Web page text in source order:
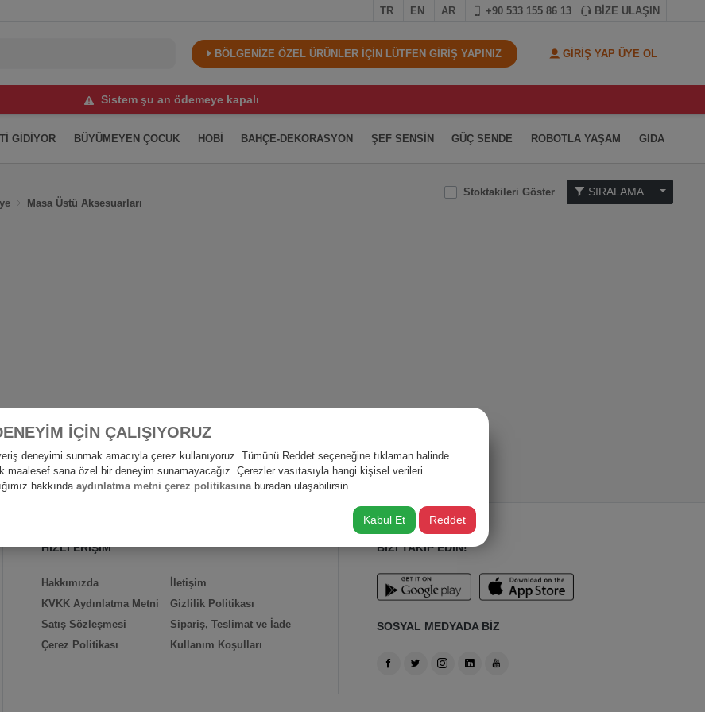
TR EN AR +90 533 155 86 13 BİZE ULAŞIN
BÖLGENİZE ÖZEL ÜRÜNLER İÇİN LÜTFEN GİRİŞ YAPINIZ GİRİŞ YAP ÜYE OL
Sistem şu an ödemeye kapalı
GİDİYOR BÜYÜMEYEN ÇOCUK HOBİ BAHÇE-DEKORASYON ŞEF SENSİN GÜÇ SENDE ROBOTLA YAŞAM GIDA
Masa Üstü Aksesuarları
Stoktakileri Göster
HIZLI ERİŞİM
Hakkımızda
KVKK Aydınlatma Metni
Satış Sözleşmesi
Çerez Politikası
İletişim
Gizlilik Politikası
Sipariş, Teslimat ve İade
Kullanım Koşulları
BİZİ TAKİP EDİN!
SOSYAL MEDYADA BİZ
İÇİN ÇALIŞIYORUZ
deneyimi sunmak amacıyla çerez kullanıyoruz. Tümünü Reddet seçeneğine tıklaman halinde
maalesef sana özel bir deneyim sunamayacağız. Çerezler vasıtasıyla hangi kişisel verileri
hakkında aydınlatma metni çerez politikasına buradan ulaşabilirsin.
Kabul Et Reddet